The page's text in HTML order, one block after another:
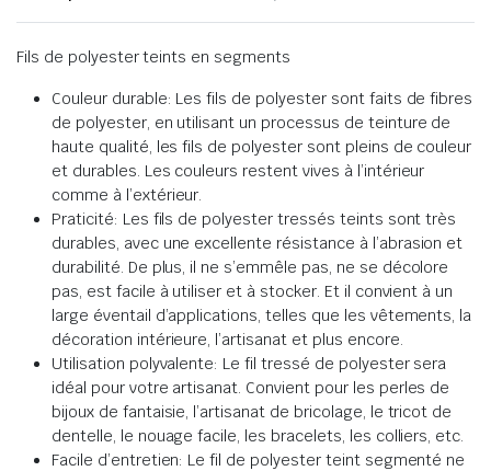
Fils de polyester teints en segments
Couleur durable: Les fils de polyester sont faits de fibres
de polyester, en utilisant un processus de teinture de
haute qualité, les fils de polyester sont pleins de couleur
et durables. Les couleurs restent vives à l’intérieur
comme à l’extérieur.
Praticité: Les fils de polyester tressés teints sont très
durables, avec une excellente résistance à l’abrasion et
durabilité. De plus, il ne s’emmêle pas, ne se décolore
pas, est facile à utiliser et à stocker. Et il convient à un
large éventail d’applications, telles que les vêtements, la
décoration intérieure, l’artisanat et plus encore.
Utilisation polyvalente: Le fil tressé de polyester sera
idéal pour votre artisanat. Convient pour les perles de
bijoux de fantaisie, l’artisanat de bricolage, le tricot de
dentelle, le nouage facile, les bracelets, les colliers, etc.
Facile d’entretien: Le fil de polyester teint segmenté ne